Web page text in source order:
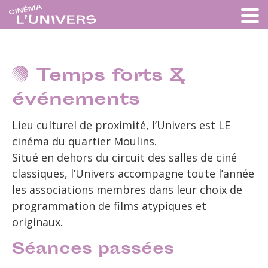
Temps forts &
événements
Lieu culturel de proximité, l’Univers est LE
cinéma du quartier Moulins.
Situé en dehors du circuit des salles de ciné
classiques, l’Univers accompagne toute l’année
les associations membres dans leur choix de
programmation de films atypiques et
originaux.
Séances passées